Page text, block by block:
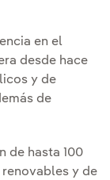
en el
desde hace
y de
de
de hasta 100
y de